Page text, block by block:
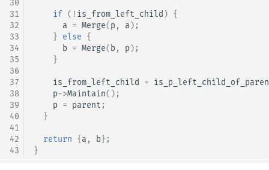
30
31
32
33
34
35
36
37
38
39
40
41
42
43
if ( ! is_from_left_child ) {
a = Merge(p , a);
} else {
b = Merge( b, p);
}
is_from_left_child =
p->Maintain();
p = parent ;
}
return { a , b};
}